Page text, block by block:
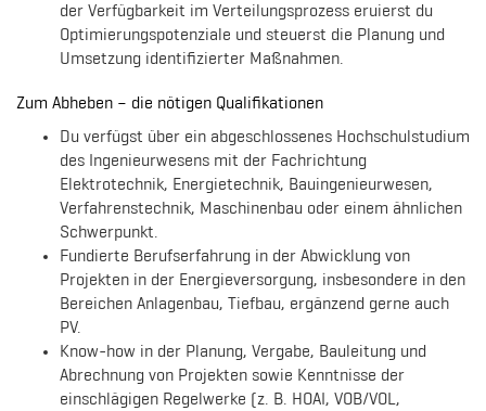
der Verfügbarkeit im Verteilungsprozess eruierst du
Optimierungspotenziale und steuerst die Planung und
Umsetzung identifizierter Maßnahmen.
Zum Abheben – die nötigen Qualifikationen
Du verfügst über ein abgeschlossenes Hochschulstudium
des Ingenieurwesens mit der Fachrichtung
Elektrotechnik, Energietechnik, Bauingenieurwesen,
Verfahrenstechnik, Maschinenbau oder einem ähnlichen
Schwerpunkt.
Fundierte Berufserfahrung in der Abwicklung von
Projekten in der Energieversorgung, insbesondere in den
Bereichen Anlagenbau, Tiefbau, ergänzend gerne auch
PV.
Know-how in der Planung, Vergabe, Bauleitung und
Abrechnung von Projekten sowie Kenntnisse der
einschlägigen Regelwerke (z. B. HOAI, VOB/VOL,